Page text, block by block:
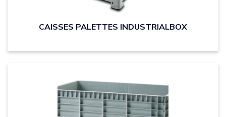
CAISSES PALETTES INDUSTRIALBOX